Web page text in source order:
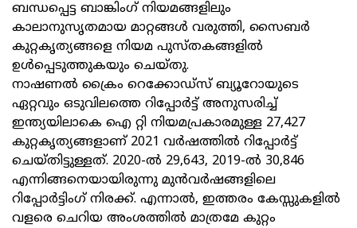
ബന്ധപ്പെട്ട ബാങ്കിംഗ് നിയമങ്ങളിലും
കാലാനുസൃതമായ മാറ്റങ്ങള്‍ വരുത്തി, സൈബര്‍
കുറ്റകൃത്യങ്ങളെ നിയമ പുസ്തകങ്ങളില്‍
ഉള്‍പ്പെടുത്തുകയും ചെയ്തു.
നാഷണല്‍ ക്രൈം റെക്കോഡ്സ് ബ്യൂറോയുടെ
ഏറ്റവും ഒടുവിലത്തെ റിപ്പോര്‍ട്ട് അനുസരിച്ച്
ഇന്ത്യയിലാകെ ഐ റ്റി നിയമപ്രകാരമുള്ള 27,427
കുറ്റകൃത്യങ്ങളാണ് 2021 വര്‍ഷത്തില്‍ റിപ്പോര്‍ട്ട്
ചെയ്തിട്ടുള്ളത്. 2020-ല്‍ 29,643, 2019-ല്‍ 30,846
എന്നിങ്ങനെയായിരുന്നു മുന്‍വര്‍ഷങ്ങളിലെ
റിപ്പോര്‍ട്ടിംഗ് നിരക്ക്. എന്നാല്‍, ഇത്തരം കേസ്സുകളില്‍
വളരെ ചെറിയ അംശത്തില്‍ മാത്രമേ കുറ്റം